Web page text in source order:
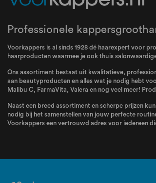
Professionele
Voorkappers is al sinds 1928 dé haarexpert voor
haarproducten waarmee je ook thuis
Ons assortiment bestaat uit kwalitatieve,
aan beautyproducten en alles wat je nodig hebt
Malibu C, FarmaVita, Valera en nog veel meer!
Naast een breed assortiment en scherpe prijzen
nodig bij het samenstellen van jouw perfecte
Voorkappers een vertrouwd adres voor iedereen